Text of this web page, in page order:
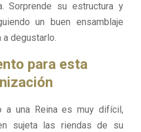
Sorprende su estructura y
un buen ensamblaje
a degustarlo.
para esta
a una Reina es muy difícil,
sujeta las riendas de su